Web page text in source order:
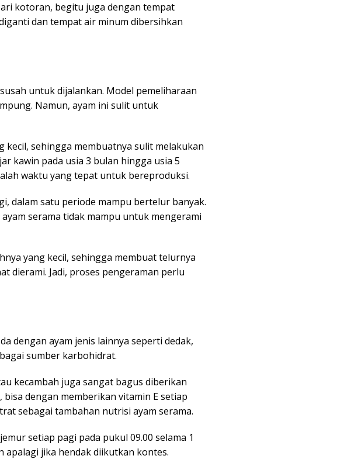
kotoran, begitu juga dengan tempat
dan tempat air minum dibersihkan
untuk dijalankan. Model pemeliharaan
Namun, ayam ini sulit untuk
kecil, sehingga membuatnya sulit melakukan
kawin pada usia 3 bulan hingga usia 5
waktu yang tepat untuk bereproduksi.
dalam satu periode mampu bertelur banyak.
serama tidak mampu untuk mengerami
yang kecil, sehingga membuat telurnya
dierami. Jadi, proses pengeraman perlu
dengan ayam jenis lainnya seperti dedak,
sumber karbohidrat.
kecambah juga sangat bagus diberikan
dengan memberikan vitamin E setiap
sebagai tambahan nutrisi ayam serama.
setiap pagi pada pukul 09.00 selama 1
apalagi jika hendak diikutkan kontes.